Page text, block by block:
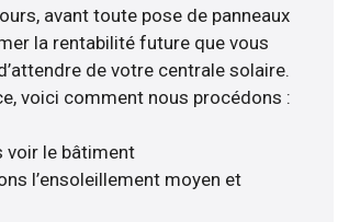
avant toute pose de panneaux
la rentabilité future que vous
de votre centrale solaire.
voici comment nous procédons :
voir le bâtiment
l’ensoleillement moyen et